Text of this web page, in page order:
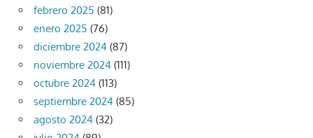
febrero 2025 (81)
enero 2025 (76)
diciembre 2024 (87)
noviembre 2024 (111)
octubre 2024 (113)
septiembre 2024 (85)
agosto 2024 (32)